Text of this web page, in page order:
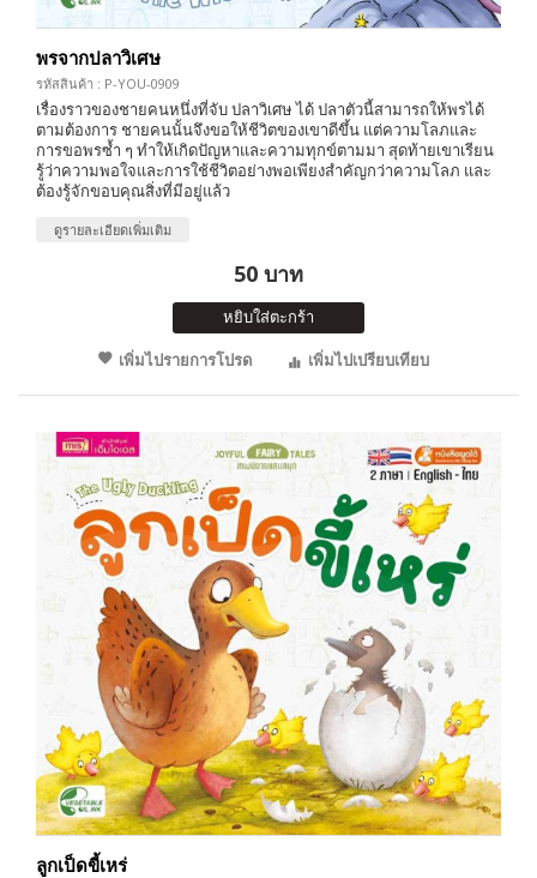
พรจากปลาวิเศษ
รหัสสินค้า : P-YOU-0909
เรื่องราวของชายคนหนึ่งที่จับ ปลาวิเศษ ได้ ปลาตัวนี้สามารถให้พรได้
ตามต้องการ ชายคนนั้นจึงขอให้ชีวิตของเขาดีขึ้น แต่ความโลภและ
การขอพรซ้ำ ๆ ทำให้เกิดปัญหาและความทุกข์ตามมา สุดท้ายเขาเรียน
รู้ว่าความพอใจและการใช้ชีวิตอย่างพอเพียงสำคัญกว่าความโลภ และ
ต้องรู้จักขอบคุณสิ่งที่มีอยู่แล้ว
ดูรายละเอียดเพิ่มเติม
50 บาท
หยิบใส่ตะกร้า
เพิ่มไปรายการโปรด
เพิ่มไปเปรียบเทียบ
ลูกเป็ดขี้เหร่